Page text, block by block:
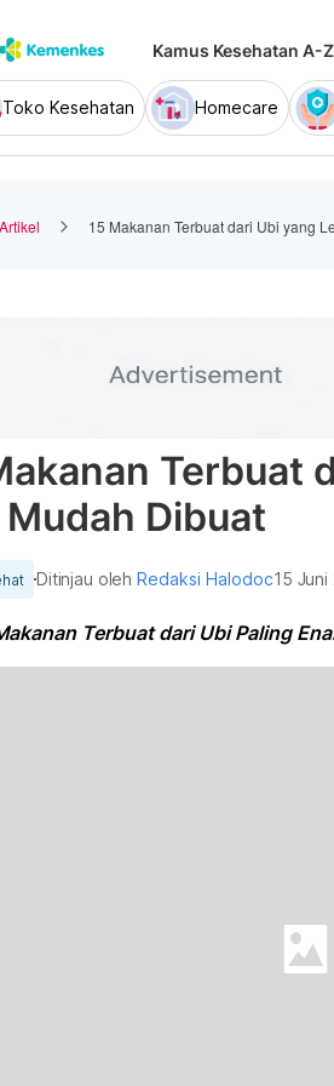
Kamus Kesehatan A-Z
Toko Kesehatan Homecare
Artikel 15 Makanan Terbuat dari Ubi yang
Terbuat
Dibuat
Ditinjau olehRedaksi Halodoc15 Juni
Terbuat dari Ubi Paling